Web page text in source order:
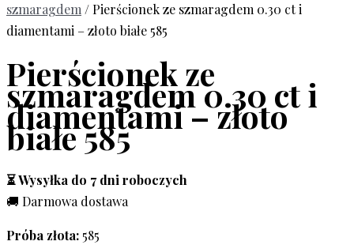
szmaragdem / Pierścionek ze szmaragdem 0.30 ct i
diamentami – złoto białe 585
Pierścionek ze
szmaragdem 0.30 ct i
diamentami – złoto
białe 585
⏳ Wysyłka do 7 dni roboczych
🚚 Darmowa dostawa
Próba złota: 585